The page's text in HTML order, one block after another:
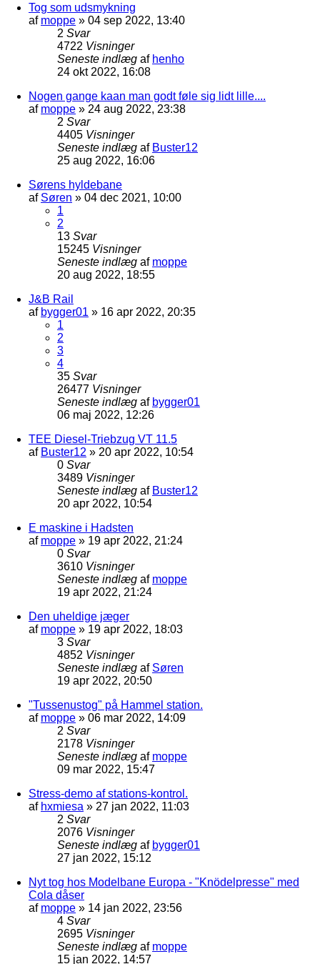
Tog som udsmykning
af moppe » 04 sep 2022, 13:40
2 Svar
4722 Visninger
Seneste indlæg af henho
24 okt 2022, 16:08
Nogen gange kaan man godt føle sig lidt lille....
af moppe » 24 aug 2022, 23:38
2 Svar
4405 Visninger
Seneste indlæg af Buster12
25 aug 2022, 16:06
Sørens hyldebane
af Søren » 04 dec 2021, 10:00
1
2
13 Svar
15245 Visninger
Seneste indlæg af moppe
20 aug 2022, 18:55
J&B Rail
af bygger01 » 16 apr 2022, 20:35
1
2
3
4
35 Svar
26477 Visninger
Seneste indlæg af bygger01
06 maj 2022, 12:26
TEE Diesel-Triebzug VT 11.5
af Buster12 » 20 apr 2022, 10:54
0 Svar
3489 Visninger
Seneste indlæg af Buster12
20 apr 2022, 10:54
E maskine i Hadsten
af moppe » 19 apr 2022, 21:24
0 Svar
3610 Visninger
Seneste indlæg af moppe
19 apr 2022, 21:24
Den uheldige jæger
af moppe » 19 apr 2022, 18:03
3 Svar
4852 Visninger
Seneste indlæg af Søren
19 apr 2022, 20:50
"Tussenustog" på Hammel station.
af moppe » 06 mar 2022, 14:09
2 Svar
2178 Visninger
Seneste indlæg af moppe
09 mar 2022, 15:47
Stress-demo af stations-kontrol.
af hxmiesa » 27 jan 2022, 11:03
2 Svar
2076 Visninger
Seneste indlæg af bygger01
27 jan 2022, 15:12
Nyt tog hos Modelbane Europa - "Knödelpresse" med
Cola dåser
af moppe » 14 jan 2022, 23:56
4 Svar
2695 Visninger
Seneste indlæg af moppe
15 jan 2022, 14:57